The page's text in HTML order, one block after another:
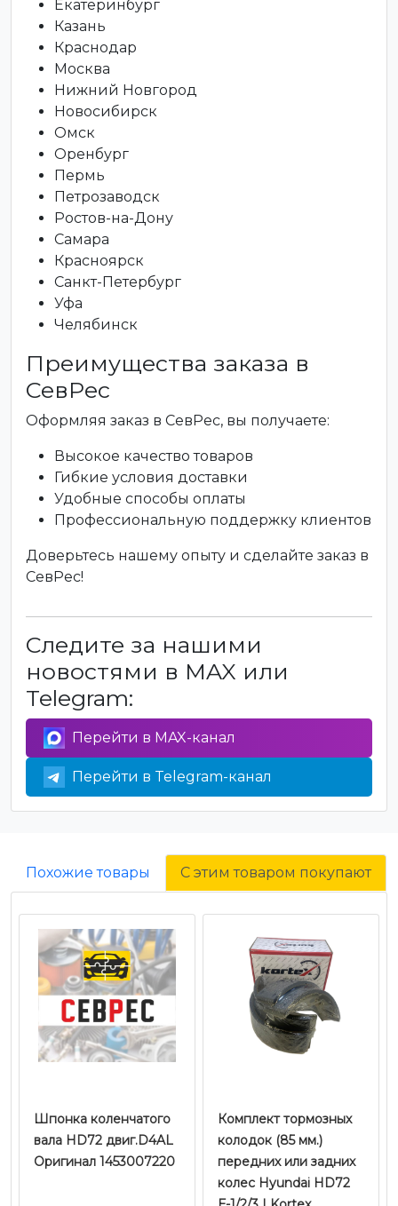
Екатеринбург
Казань
Краснодар
Москва
Нижний Новгород
Новосибирск
Омск
Оренбург
Пермь
Петрозаводск
Ростов-на-Дону
Самара
Красноярск
Санкт-Петербург
Уфа
Челябинск
Преимущества заказа в
СевРес
Оформляя заказ в СевРес, вы получаете:
Высокое качество товаров
Гибкие условия доставки
Удобные способы оплаты
Профессиональную поддержку клиентов
Доверьтесь нашему опыту и сделайте заказ в
СевРес!
Следите за нашими
новостями в MAX или
Telegram:
Перейти в MAX-канал
Перейти в Telegram-канал
Похожие товары С этим товаром покупают
Шпонка коленчатого
вала HD72 двиг.D4AL
Оригинал 1453007220
Комплект тормозных
колодок (85 мм.)
передних или задних
колес Hyundai HD72